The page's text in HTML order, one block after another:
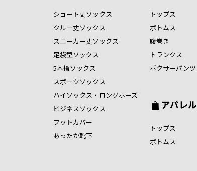
ショート丈ソックス
クルー丈ソックス
スニーカー丈ソックス
足袋型ソックス
5本指ソックス
スポーツソックス
ハイソックス・ロングホーズ
ビジネスソックス
フットカバー
あったか靴下
トップス
ボトムス
腹巻き
トランクス
ボクサーパンツ
アパレル
トップス
ボトムス